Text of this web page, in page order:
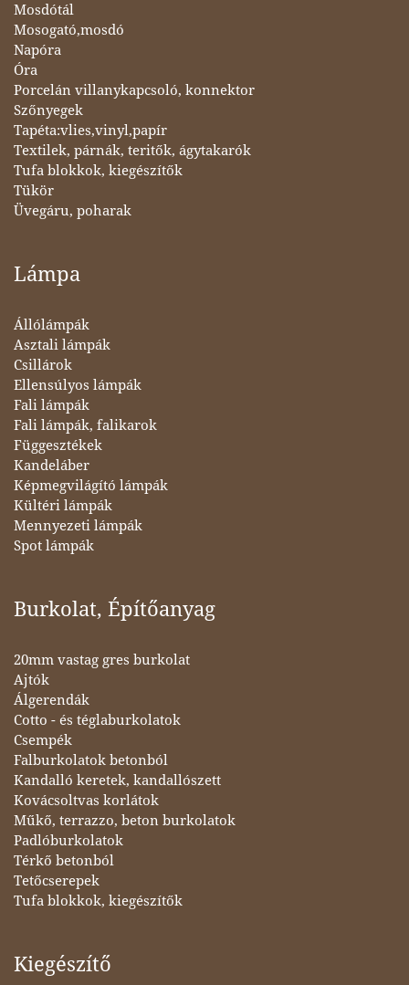
Mosdótál
Mosogató,mosdó
Napóra
Óra
Porcelán villanykapcsoló, konnektor
Szőnyegek
Tapéta:vlies,vinyl,papír
Textilek, párnák, teritők, ágytakarók
Tufa blokkok, kiegészítők
Tükör
Üvegáru, poharak
Lámpa
Állólámpák
Asztali lámpák
Csillárok
Ellensúlyos lámpák
Fali lámpák
Fali lámpák, falikarok
Függesztékek
Kandeláber
Képmegvilágító lámpák
Kültéri lámpák
Mennyezeti lámpák
Spot lámpák
Burkolat, Építőanyag
20mm vastag gres burkolat
Ajtók
Álgerendák
Cotto - és téglaburkolatok
Csempék
Falburkolatok betonból
Kandalló keretek, kandallószett
Kovácsoltvas korlátok
Műkő, terrazzo, beton burkolatok
Padlóburkolatok
Térkő betonból
Tetőcserepek
Tufa blokkok, kiegészítők
Kiegészítő